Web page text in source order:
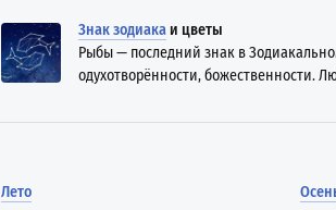
Знак зодиака и цветы
Рыбы — последний знак в
одухотворённости, божественности.
Лето